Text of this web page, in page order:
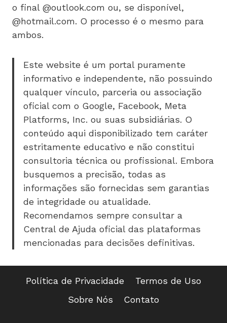
o final @outlook.com ou, se disponível,
@hotmail.com. O processo é o mesmo para
ambos.
Este website é um portal puramente
informativo e independente, não possuindo
qualquer vínculo, parceria ou associação
oficial com o Google, Facebook, Meta
Platforms, Inc. ou suas subsidiárias. O
conteúdo aqui disponibilizado tem caráter
estritamente educativo e não constitui
consultoria técnica ou profissional. Embora
busquemos a precisão, todas as
informações são fornecidas sem garantias
de integridade ou atualidade.
Recomendamos sempre consultar a
Central de Ajuda oficial das plataformas
mencionadas para decisões definitivas.
Política de Privacidade
Termos de Uso
Sobre Nós
Contato